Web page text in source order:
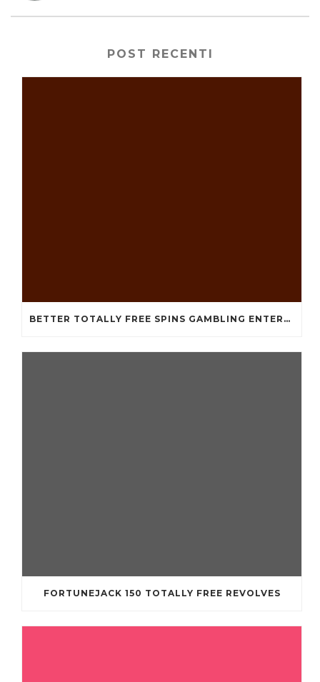
POST RECENTI
BETTER TOTALLY FREE SPINS GAMBLING ENTERPRISES 2024
FORTUNEJACK 150 TOTALLY FREE REVOLVES